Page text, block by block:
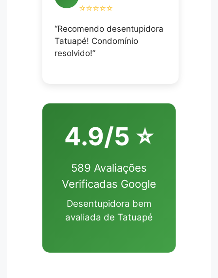
⭐⭐⭐⭐⭐
“Recomendo desentupidora
Tatuapé! Condomínio
resolvido!”
4.9/5 ⭐
589 Avaliações
Verificadas Google
Desentupidora bem
avaliada de Tatuapé